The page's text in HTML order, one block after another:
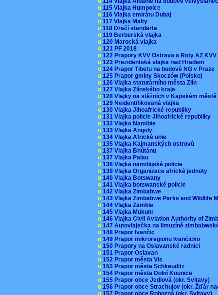
o 115 Vlajka Humpolce
o 116 Vlajka emirátu Dubaj
o 117 Vlajka Malty
o 118 Dračí standarta
o 119 Berberská vlajka
o 120 Marocká vlajka
o 121 PF 2018
o 122 Prapory KVV Ostrava a Roty AZ
o 123 Prezidentská vlajka nad Hradem
o 124 Prapor Tibetu na budově NG v Praze
o 125 Prapor gminy Skoczów (Polsko)
o 126 Vlajka statutárního města Zlín
o 127 Vlajka Zlínského kraje
o 128 Vlajky na stěžních v Kapském
o 129 Neidentifikovaná vlajka
o 130 Vlajka Jihoafrické republiky
o 131 Vlajka policie Jihoafrické republiky
o 132 Vlajka Namibie
o 133 Vlajka Angoly
o 134 Vlajka Africké unie
o 135 Vlajka Kajmanských ostrovů
o 137 Vlajka Bhútánu
o 137 Vlajka Palau
o 138 Vlajka namibijské policie
o 139 Vlajka Organizace africké jednoty
o 140 Vlajka Botswany
o 141 Vlajka botswanské policie
o 142 Vlajka Zimbabwe
o 143 Vlajka Zimbabwe Parks and Wildlife
o 144 Vlajka Zambie
o 145 Vlajka Mukuni
o 146 Vlajka Civil Aviation Authority of
o 147 Autovlaječka na limuzíně
o 148 Prapor Ivančic
o 149 Prapor mikroregionu Ivančicko
o 150 Prapory na Oslavanské radnici
o 151 Prapor Oslavan
o 152 Prapor města Vis
o 153 Prapor města Schkeuditz
o 154 Prapor města Dolní Kounice
o 155 Prapor obce Jedlová (okr. Svitavy)
o 156 Prapor obce Strachujov (okr. Žďár
o 157 Prapor obce Rohozná (okr. Svitavy)